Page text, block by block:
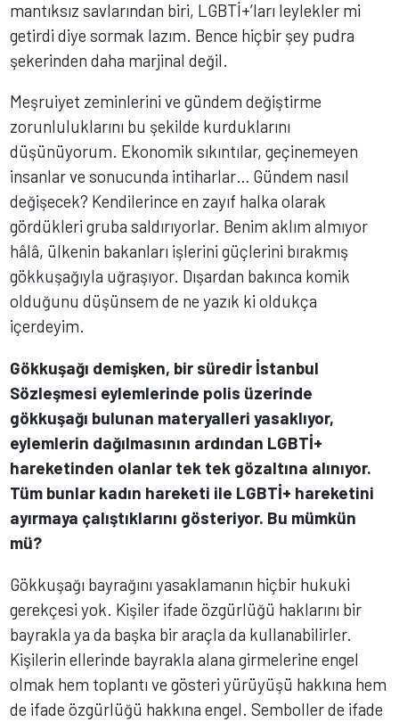
mantıksız savlarından biri, LGBTİ+’ları leylekler mi
getirdi diye sormak lazım. Bence hiçbir şey pudra
şekerinden daha marjinal değil.
Meşruiyet zeminlerini ve gündem değiştirme
zorunluluklarını bu şekilde kurduklarını
düşünüyorum. Ekonomik sıkıntılar, geçinemeyen
insanlar ve sonucunda intiharlar… Gündem nasıl
değişecek? Kendilerince en zayıf halka olarak
gördükleri gruba saldırıyorlar. Benim aklım almıyor
hâlâ, ülkenin bakanları işlerini güçlerini bırakmış
gökkuşağıyla uğraşıyor. Dışardan bakınca komik
olduğunu düşünsem de ne yazık ki oldukça
içerdeyim.
Gökkuşağı demişken, bir süredir İstanbul
Sözleşmesi eylemlerinde polis üzerinde
gökkuşağı bulunan materyalleri yasaklıyor,
eylemlerin dağılmasının ardından LGBTİ+
hareketinden olanlar tek tek gözaltına alınıyor.
Tüm bunlar kadın hareketi ile LGBTİ+ hareketini
ayırmaya çalıştıklarını gösteriyor. Bu mümkün
mü?
Gökkuşağı bayrağını yasaklamanın hiçbir hukuki
gerekçesi yok. Kişiler ifade özgürlüğü haklarını bir
bayrakla ya da başka bir araçla da kullanabilirler.
Kişilerin ellerinde bayrakla alana girmelerine engel
olmak hem toplantı ve gösteri yürüyüşü hakkına hem
de ifade özgürlüğü hakkına engel. Semboller de ifade